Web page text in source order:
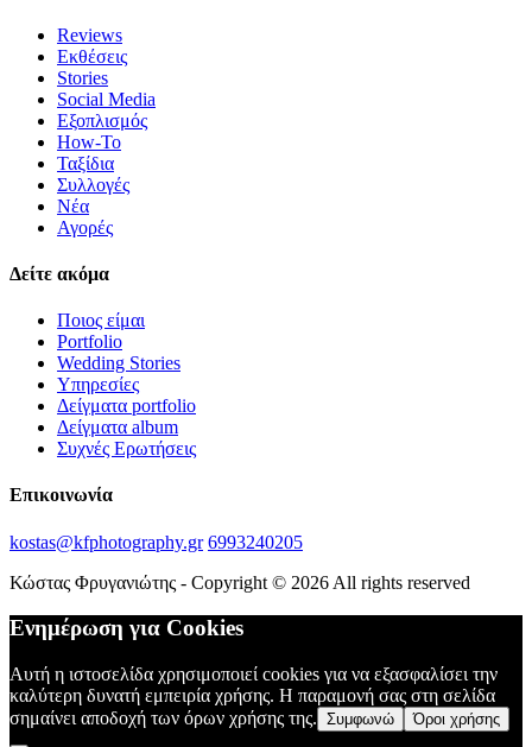
Reviews
Εκθέσεις
Stories
Social Media
Εξοπλισμός
How-To
Ταξίδια
Συλλογές
Νέα
Αγορές
Δείτε ακόμα
Ποιος είμαι
Portfolio
Wedding Stories
Υπηρεσίες
Δείγματα portfolio
Δείγματα album
Συχνές Ερωτήσεις
Επικοινωνία
kostas@kfphotography.gr 6993240205
Κώστας Φρυγανιώτης - Copyright © 2026 All rights reserved
Ενημέρωση για Cookies
Αυτή η ιστοσελίδα χρησιμοποιεί cookies για να εξασφαλίσει την
καλύτερη δυνατή εμπειρία χρήσης. Η παραμονή σας στη σελίδα
σημαίνει αποδοχή των όρων χρήσης της. Συμφωνώ Όροι χρήσης